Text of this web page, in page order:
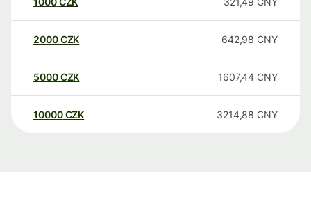
2000CZK 642,98 CNY
5000CZK 1607,44 CNY
10000 CZK 3214,88 CNY